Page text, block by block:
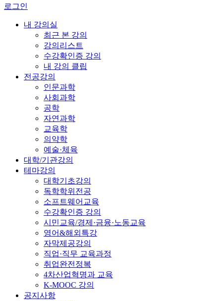
로그인
내 강의실
최근 본 강의
강의리스트
수강확인증 강의
내 강의 클립
전공강의
인문과학
사회과학
공학
자연과학
교육학
의약학
예술·체육
대학/기관강의
테마강의
대학기초강의
독학학위전공
소프트웨어교육
수강확인증 강의
시민교육/경제·금융·노동교육
영어&해외특강
자막제공강의
직업·직무 교육과정
취업완전정복
4차산업혁명과 교육
K-MOOC 강의
공지사항